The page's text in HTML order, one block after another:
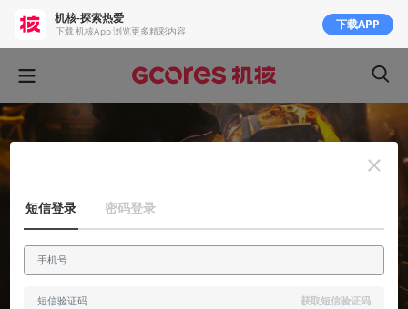
机核-探索热爱
下载 机核App 浏览更多精彩内容 下载APP
短信登录 密码登录
获取短信验证码